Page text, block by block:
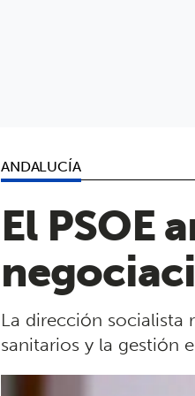
ANDALUCÍA
El PSOE
La dirección socialista
sanitarios y la gestión